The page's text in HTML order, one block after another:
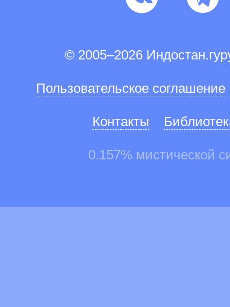
© 2005–2026
Пользовательское соглашение
Контакты
0.157% мистической